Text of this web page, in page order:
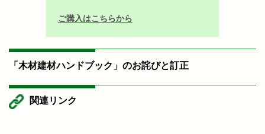
ご購入はこちらから
「木材建材ハンドブック」のお詫びと訂正
関連リンク